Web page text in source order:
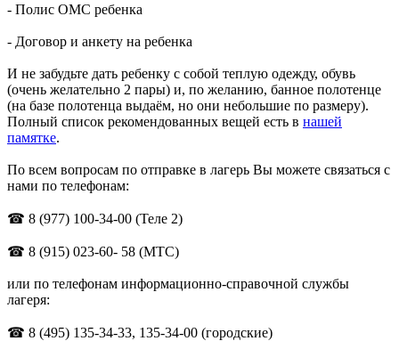
- Полис ОМС ребенка
- Договор и анкету на ребенка
И не забудьте дать ребенку с собой теплую одежду, обувь
(очень желательно 2 пары) и, по желанию, банное полотенце
(на базе полотенца выдаём, но они небольшие по размеру).
Полный список рекомендованных вещей есть в нашей
памятке.
По всем вопросам по отправке в лагерь Вы можете связаться с
нами по телефонам:
☎ 8 (977) 100-34-00 (Теле 2)
☎ 8 (915) 023-60- 58 (МТС)
или по телефонам информационно-справочной службы
лагеря:
☎ 8 (495) 135-34-33, 135-34-00 (городские)